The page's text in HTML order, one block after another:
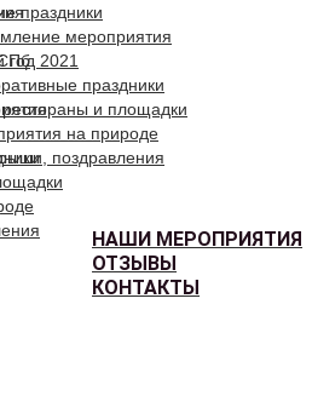
праздники
мероприятия
год 2021
праздники
и площадки
на природе
поздравления
НАШИ МЕРОПРИЯТИЯ
ОТЗЫВЫ
КОНТАКТЫ